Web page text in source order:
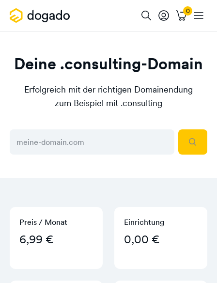
Deine .consulting-Domain
Erfolgreich mit der richtigen Domainendung
zum Beispiel mit .consulting
Preis / Monat
6,99 €
Einrichtung
0,00 €